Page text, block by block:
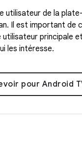
utilisateur de la
Il est important de
principale
les intéresse.
pour Android